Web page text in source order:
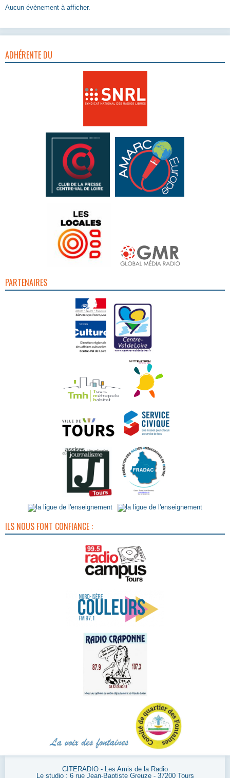
Aucun évènement à afficher.
ADHÉRENTE DU
PARTENAIRES
ILS NOUS FONT CONFIANCE :
CITERADIO - Les Amis de la Radio
Le studio : 6 rue Jean-Baptiste Greuze - 37200 Tours